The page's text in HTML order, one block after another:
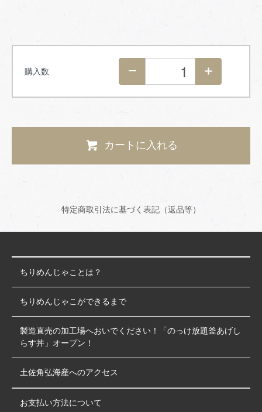
購入数
カートに入れる
特定商取引法に基づく表記（返品等）
ちりめんじゃことは？
ちりめんじゃこができるまで
製造直売の加工場へおいでください！「のっけ放題釜あげし
らす丼」オープン！
土佐角弘海産へのアクセス
お支払い方法について